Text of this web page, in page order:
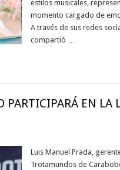
estilos musicales,
momento cargado de
A través de sus redes
compartió …
PARTICIPARÁ EN LA
Luis Manuel Prada,
Trotamundos de